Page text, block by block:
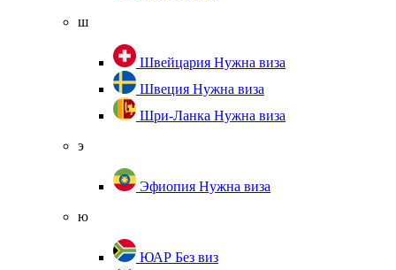
ш
Швейцария Нужна виза
Швеция Нужна виза
Шри-Ланка Нужна виза
э
Эфиопия Нужна виза
ю
ЮАР Без виз